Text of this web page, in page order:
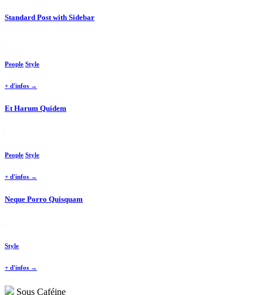
Standard Post with Sidebar
People Style
+ d'infos →
Et Harum Quidem
People Style
+ d'infos →
Neque Porro Quisquam
Style
+ d'infos →
Sous Caféine